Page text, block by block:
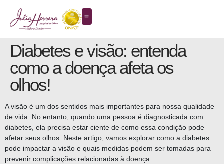
Diabetes e visão: entenda
como a doença afeta os
olhos!
A visão é um dos sentidos mais importantes para nossa qualidade
de vida. No entanto, quando uma pessoa é diagnosticada com
diabetes, ela precisa estar ciente de como essa condição pode
afetar seus olhos. Neste artigo, vamos explorar como a diabetes
pode impactar a visão e quais medidas podem ser tomadas para
prevenir complicações relacionadas à doença.